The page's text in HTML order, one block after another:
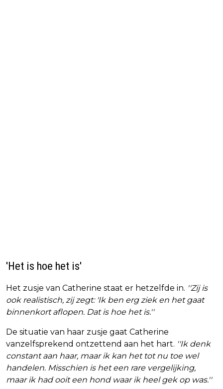
'Het is hoe het is'
Het zusje van Catherine staat er hetzelfde in. ''Zij is
ook realistisch, zij zegt: 'Ik ben erg ziek en het gaat
binnenkort aflopen. Dat is hoe het is.''
De situatie van haar zusje gaat Catherine
vanzelfsprekend ontzettend aan het hart. ''Ik denk
constant aan haar, maar ik kan het tot nu toe wel
handelen. Misschien is het een rare vergelijking,
maar ik had ooit een hond waar ik heel gek op was.''